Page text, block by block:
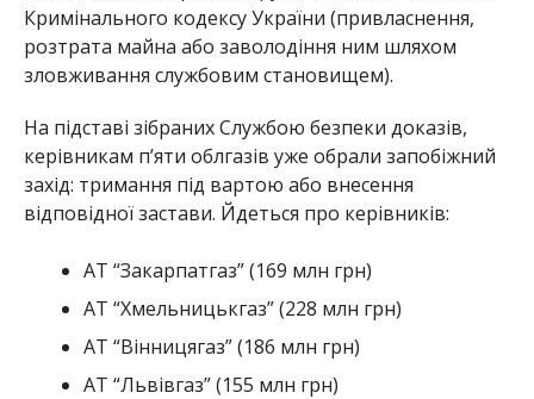
Кримінального кодексу України (привласнення,
розтрата майна або заволодіння ним шляхом
зловживання службовим становищем).
На підставі зібраних Службою безпеки доказів,
керівникам п’яти облгазів уже обрали запобіжний
захід: тримання під вартою або внесення
відповідної застави. Йдеться про керівників:
АТ “Закарпатгаз” (169 млн грн)
АТ “Хмельницькгаз” (228 млн грн)
АТ “Вінницягаз” (186 млн грн)
АТ “Львівгаз” (155 млн грн)